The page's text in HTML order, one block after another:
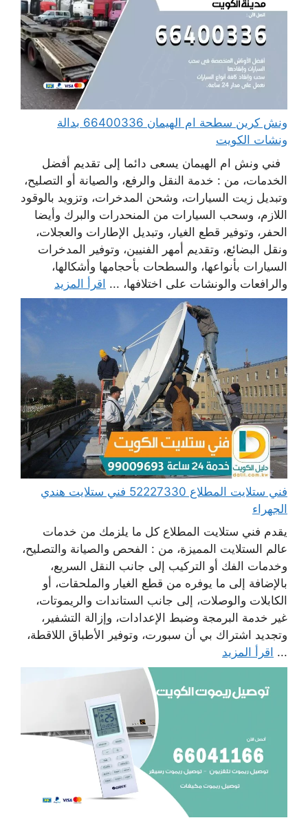
ونش كرين سطحة ام الهيمان 66400336 بدالة
ونشات الكويت
فني ونش ام الهيمان يسعى دائما إلى تقديم أفضل
الخدمات، من : خدمة النقل والرفع، والصيانة أو التصليح،
وتبديل زيت السيارات، وشحن المدخرات، وتزويد بالوقود
اللازم، وسحب السيارات من المنحدرات والبرك وأيضا
الحفر، وتوفير قطع الغيار، وتبديل الإطارات والعجلات،
ونقل البضائع، وتقديم أمهر الفنيين، وتوفير المدخرات
السيارات بأنواعها، والسطحات بأحجامها وأشكالها،
والرافعات والونشات على اختلافها، ... اقرأ المزيد
فني ستلايت المطلاع 52227330 فني ستلايت هندي
الجهراء
يقدم فني ستلايت المطلاع كل ما يلزمك من خدمات
عالم الستلايت المميزة، من : الفحص والصيانة والتصليح،
وخدمات الفك أو التركيب إلى جانب النقل السريع،
بالإضافة إلى ما يوفره من قطع الغيار والملحقات، أو
الكابلات والوصلات، إلى جانب الستاندات والريموتات،
غير خدمة البرمجة وضبط الإعدادات، وإزالة التشفير،
وتجديد اشتراك بي أن سبورت، وتوفير الأطباق اللاقطة،
... اقرأ المزيد